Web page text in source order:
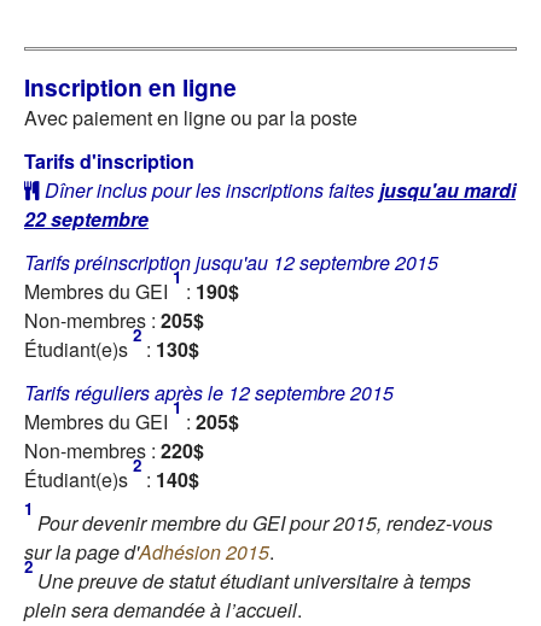
Inscription en ligne
Avec paiement en ligne ou par la poste
Tarifs d'inscription
Dîner inclus pour les inscriptions faitesjusqu'au mardi
22 septembre
Tarifs préinscription jusqu'au 12 septembre 2015
Membres du GEI
1
: 190$
Non-membres : 205$
Étudiant(e)s
2
: 130$
Tarifs réguliers après le 12 septembre 2015
Membres du GEI
1
: 205$
Non-membres : 220$
Étudiant(e)s
2
: 140$
1
Pour devenir membre du GEI pour 2015, rendez-vous
sur la page d'Adhésion 2015.
2
Une preuve de statut étudiant universitaire à temps
plein sera demandée à l’accueil.